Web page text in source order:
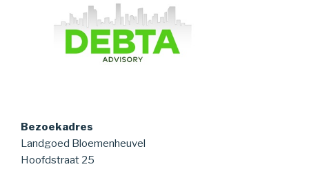
Bezoekadres
Landgoed Bloemenheuvel
Hoofdstraat 25